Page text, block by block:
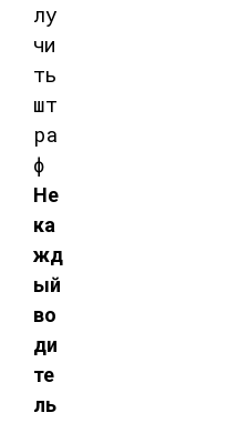
Не
ка
жд
ый
во
ди
те
ль